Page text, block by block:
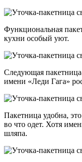
Функциональная
кухни особый уют.
Следующая
имени «Леди Гага»
Пакетница удобна,
во что одет. Хотя
шляпа.